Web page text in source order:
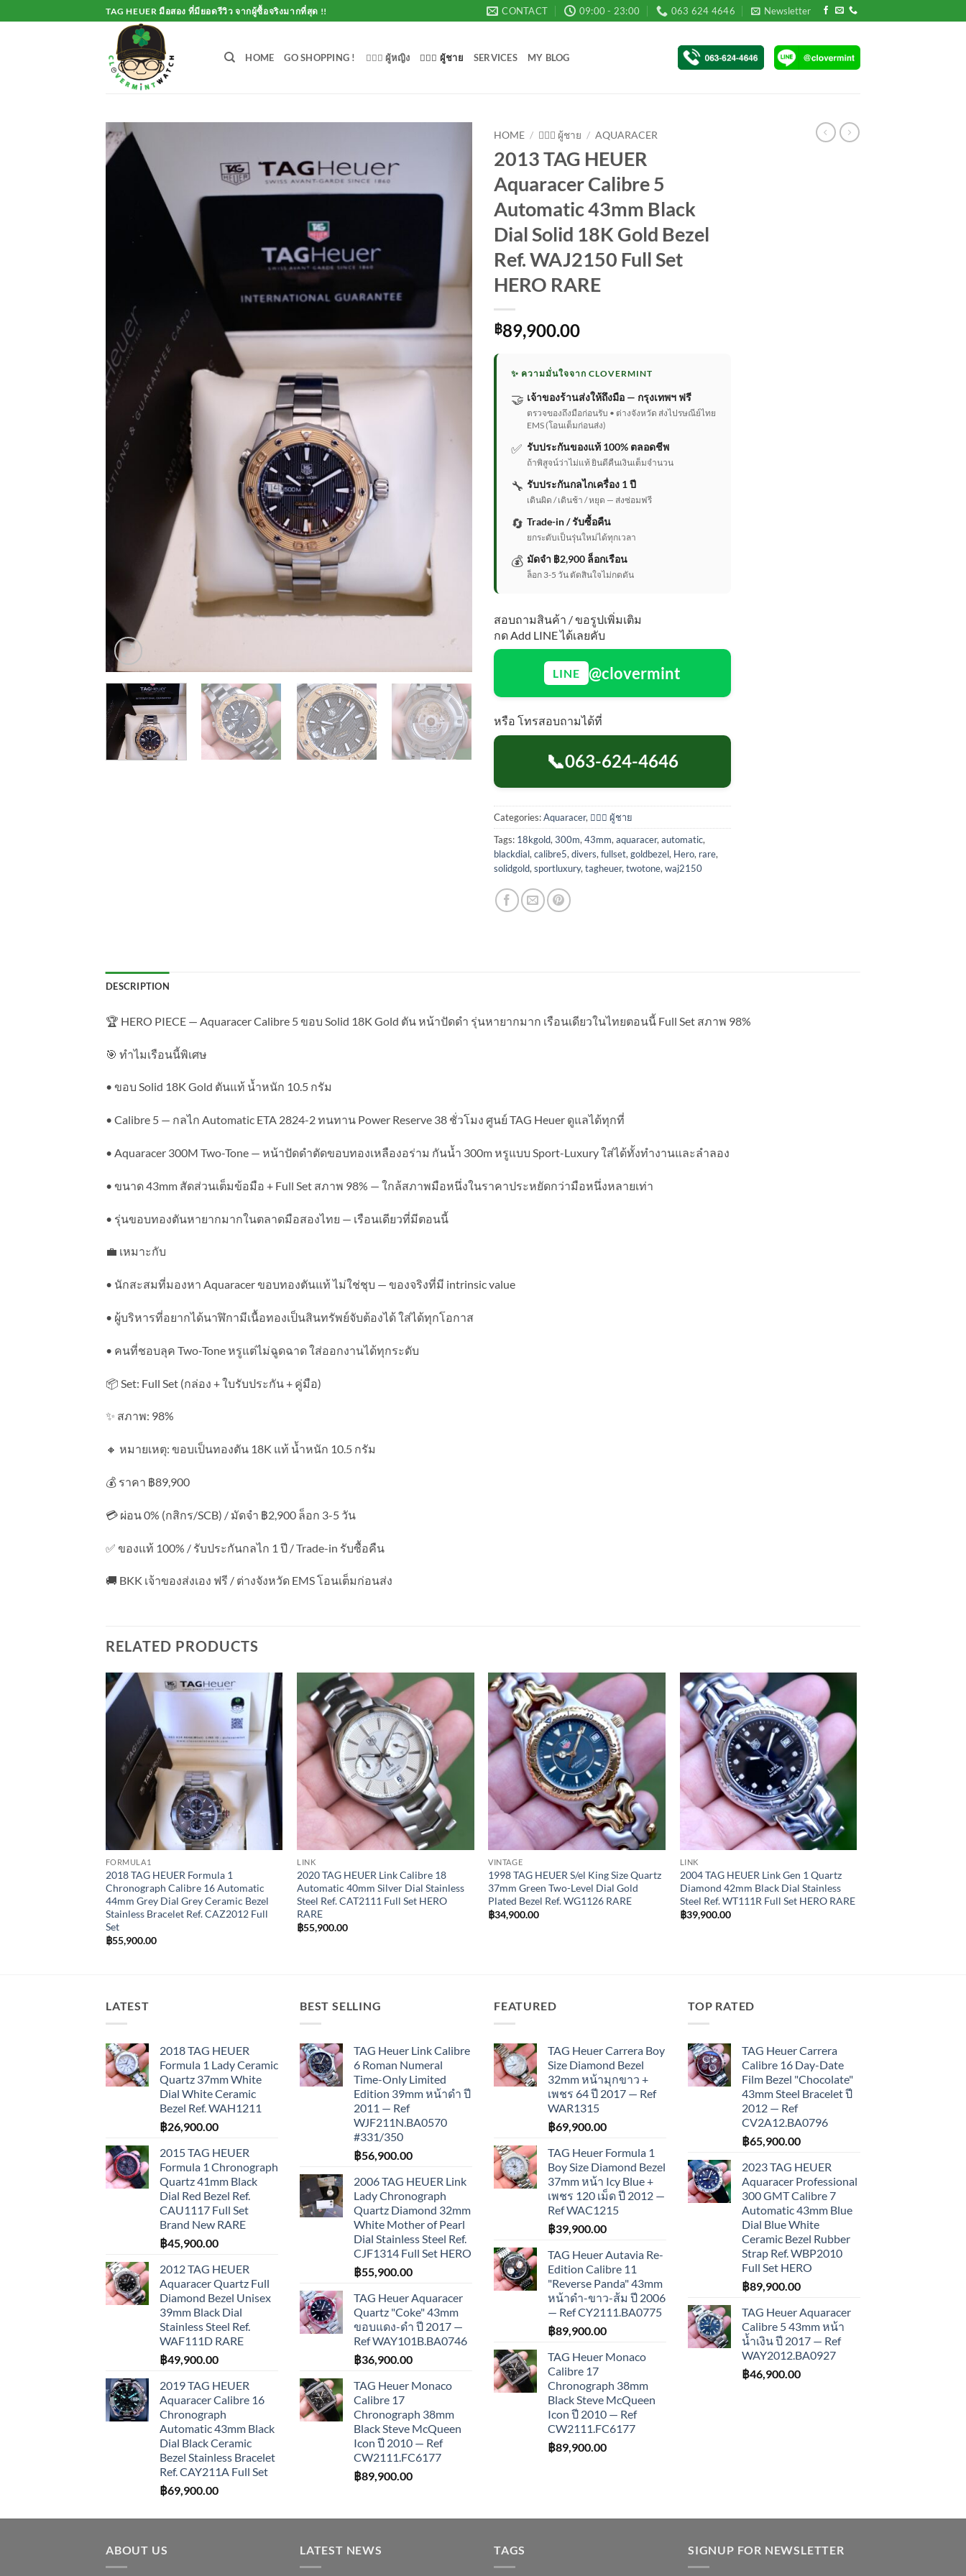
to
TAG HEUER มือสอง ที่มียอดรีวิว จากผู้ซื้อจริงมากที่สุด !! CONTACT 09:00 - 23:00 063 624 4646 Newsletter
HOME GO SHOPPING ! 💁🏻‍♀️ ผู้หญิง 🙋🏻‍♂️ ผู้ชาย SERVICES MY BLOG
HOME / 🙋🏻‍♂️ ผู้ชาย / AQUARACER
2013 TAG HEUER
Aquaracer Calibre 5
Automatic 43mm Black
Dial Solid 18K Gold Bezel
Ref. WAJ2150 Full Set
HERO RARE
฿89,900.00
✨ ความมั่นใจจาก CLOVERMINT
🤝 เจ้าของร้านส่งให้ถึงมือ — กรุงเทพฯ ฟรี
ตรวจของถึงมือก่อนรับ • ต่างจังหวัด ส่งไปรษณีย์ไทย
EMS (โอนเต็มก่อนส่ง)
✅ รับประกันของแท้ 100% ตลอดชีพ
ถ้าพิสูจน์ว่าไม่แท้ ยินดีคืนเงินเต็มจำนวน
🔧 รับประกันกลไกเครื่อง 1 ปี
เดินผิด / เดินช้า / หยุด — ส่งซ่อมฟรี
🔄 Trade-in / รับซื้อคืน
ยกระดับเป็นรุ่นใหม่ได้ทุกเวลา
💰 มัดจำ ฿2,900 ล็อกเรือน
ล็อก 3-5 วัน ตัดสินใจไม่กดดัน
สอบถามสินค้า / ขอรูปเพิ่มเติม
กด Add LINE ได้เลยคับ
LINE @clovermint
หรือ โทรสอบถามได้ที่
📞063-624-4646
Categories:Aquaracer, 🙋🏻‍♂️ ผู้ชาย
Tags: 18kgold, 300m, 43mm, aquaracer, automatic,
blackdial, calibre5, divers, fullset, goldbezel, Hero, rare,
solidgold, sportluxury, tagheuer, twotone, waj2150
DESCRIPTION
🏆 HERO PIECE — Aquaracer Calibre 5 ขอบ Solid 18K Gold ตัน หน้าปัดดำ รุ่นหายากมาก เรือนเดียวในไทยตอนนี้ Full Set สภาพ 98%
🎯 ทำไมเรือนนี้พิเศษ
• ขอบ Solid 18K Gold ตันแท้ น้ำหนัก 10.5 กรัม
• Calibre 5 — กลไก Automatic ETA 2824-2 ทนทาน Power Reserve 38 ชั่วโมง ศูนย์ TAG Heuer ดูแลได้ทุกที่
• Aquaracer 300M Two-Tone — หน้าปัดดำตัดขอบทองเหลืองอร่าม กันน้ำ 300m หรูแบบ Sport-Luxury ใส่ได้ทั้งทำงานและลำลอง
• ขนาด 43mm สัดส่วนเต็มข้อมือ + Full Set สภาพ 98% — ใกล้สภาพมือหนึ่งในราคาประหยัดกว่ามือหนึ่งหลายเท่า
• รุ่นขอบทองตันหายากมากในตลาดมือสองไทย — เรือนเดียวที่มีตอนนี้
💼 เหมาะกับ
• นักสะสมที่มองหา Aquaracer ขอบทองตันแท้ ไม่ใช่ชุบ — ของจริงที่มี intrinsic value
• ผู้บริหารที่อยากได้นาฬิกามีเนื้อทองเป็นสินทรัพย์จับต้องได้ ใส่ได้ทุกโอกาส
• คนที่ชอบลุค Two-Tone หรูแต่ไม่ฉูดฉาด ใส่ออกงานได้ทุกระดับ
📦 Set: Full Set (กล่อง + ใบรับประกัน + คู่มือ)
✨ สภาพ: 98%
🔸 หมายเหตุ: ขอบเป็นทองตัน 18K แท้ น้ำหนัก 10.5 กรัม
💰 ราคา ฿89,900
💳 ผ่อน 0% (กสิกร/SCB) / มัดจำ ฿2,900 ล็อก 3-5 วัน
✅ ของแท้ 100% / รับประกันกลไก 1 ปี / Trade-in รับซื้อคืน
🚚 BKK เจ้าของส่งเอง ฟรี / ต่างจังหวัด EMS โอนเต็มก่อนส่ง
RELATED PRODUCTS
Add to
Wishlist
FORMULA1
2018 TAG HEUER Formula 1
Chronograph Calibre 16 Automatic
44mm Grey Dial Grey Ceramic Bezel
Stainless Bracelet Ref. CAZ2012 Full
Set
฿55,900.00
Add to
Wishlist
LINK
2020 TAG HEUER Link Calibre 18
Automatic 40mm Silver Dial Stainless
Steel Ref. CAT2111 Full Set HERO
RARE
฿55,900.00
Add to
Wishlist
VINTAGE
1998 TAG HEUER S/el King Size Quartz
37mm Green Two-Level Dial Gold
Plated Bezel Ref. WG1126 RARE
฿34,900.00
Add to
Wishlist
LINK
2004 TAG HEUER Link Gen 1 Quartz
Diamond 42mm Black Dial Stainless
Steel Ref. WT111R Full Set HERO RARE
฿39,900.00
LATEST
2018 TAG HEUER
Formula 1 Lady Ceramic
Quartz 37mm White
Dial White Ceramic
Bezel Ref. WAH1211
฿26,900.00
2015 TAG HEUER
Formula 1 Chronograph
Quartz 41mm Black
Dial Red Bezel Ref.
CAU1117 Full Set
Brand New RARE
฿45,900.00
2012 TAG HEUER
Aquaracer Quartz Full
Diamond Bezel Unisex
39mm Black Dial
Stainless Steel Ref.
WAF111D RARE
฿49,900.00
2019 TAG HEUER
Aquaracer Calibre 16
Chronograph
Automatic 43mm Black
Dial Black Ceramic
Bezel Stainless Bracelet
Ref. CAY211A Full Set
฿69,900.00
BEST SELLING
TAG Heuer Link Calibre
6 Roman Numeral
Time-Only Limited
Edition 39mm หน้าดำ ปี
2011 — Ref
WJF211N.BA0570
#331/350
฿56,900.00
2006 TAG HEUER Link
Lady Chronograph
Quartz Diamond 32mm
White Mother of Pearl
Dial Stainless Steel Ref.
CJF1314 Full Set HERO
฿55,900.00
TAG Heuer Aquaracer
Quartz "Coke" 43mm
ขอบแดง-ดำ ปี 2017 —
Ref WAY101B.BA0746
฿36,900.00
TAG Heuer Monaco
Calibre 17
Chronograph 38mm
Black Steve McQueen
Icon ปี 2010 — Ref
CW2111.FC6177
฿89,900.00
FEATURED
TAG Heuer Carrera Boy
Size Diamond Bezel
32mm หน้ามุกขาว +
เพชร 64 ปี 2017 — Ref
WAR1315
฿69,900.00
TAG Heuer Formula 1
Boy Size Diamond Bezel
37mm หน้า Icy Blue +
เพชร 120 เม็ด ปี 2012 —
Ref WAC1215
฿39,900.00
TAG Heuer Autavia Re-
Edition Calibre 11
"Reverse Panda" 43mm
หน้าดำ-ขาว-ส้ม ปี 2006
— Ref CY2111.BA0775
฿89,900.00
TAG Heuer Monaco
Calibre 17
Chronograph 38mm
Black Steve McQueen
Icon ปี 2010 — Ref
CW2111.FC6177
฿89,900.00
TOP RATED
TAG Heuer Carrera
Calibre 16 Day-Date
Film Bezel "Chocolate"
43mm Steel Bracelet ปี
2012 — Ref
CV2A12.BA0796
฿65,900.00
2023 TAG HEUER
Aquaracer Professional
300 GMT Calibre 7
Automatic 43mm Blue
Dial Blue White
Ceramic Bezel Rubber
Strap Ref. WBP2010
Full Set HERO
฿89,900.00
TAG Heuer Aquaracer
Calibre 5 43mm หน้า
น้ำเงิน ปี 2017 — Ref
WAY2012.BA0927
฿46,900.00
ABOUT US LATEST NEWS TAGS SIGNUP FOR NEWSLETTER